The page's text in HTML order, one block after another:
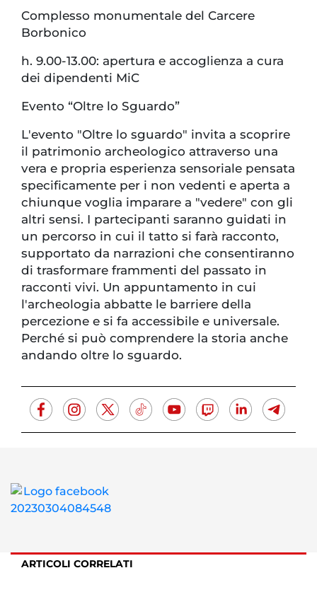
Complesso monumentale del Carcere
Borbonico
h. 9.00-13.00: apertura e accoglienza a cura
dei dipendenti MiC
Evento “Oltre lo Sguardo”
L'evento "Oltre lo sguardo" invita a scoprire
il patrimonio archeologico attraverso una
vera e propria esperienza sensoriale pensata
specificamente per i non vedenti e aperta a
chiunque voglia imparare a "vedere" con gli
altri sensi. I partecipanti saranno guidati in
un percorso in cui il tatto si farà racconto,
supportato da narrazioni che consentiranno
di trasformare frammenti del passato in
racconti vivi. Un appuntamento in cui
l'archeologia abbatte le barriere della
percezione e si fa accessibile e universale.
Perché si può comprendere la storia anche
andando oltre lo sguardo.
ARTICOLI CORRELATI